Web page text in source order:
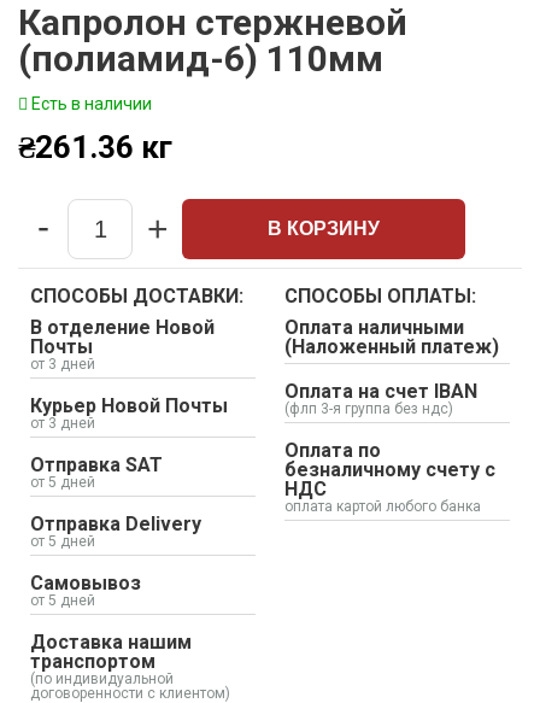
Капролон стержневой
(полиамид-6) 110мм
Есть в наличии
₴261.36 кг
Quantity
- + В КОРЗИНУ
СПОСОБЫ ДОСТАВКИ:
В отделение Новой
Почты
от 3 дней
Курьер Новой Почты
от 3 дней
Отправка SAT
от 5 дней
Отправка Delivery
от 5 дней
Самовывоз
от 5 дней
Доставка нашим
транспортом
(по индивидуальной
договоренности с клиентом)
СПОСОБЫ ОПЛАТЫ:
Оплата наличными
(Наложенный платеж)
Оплата на счет IBAN
(флп 3-я группа без ндс)
Оплата по
безналичному счету с
НДС
оплата картой любого банка